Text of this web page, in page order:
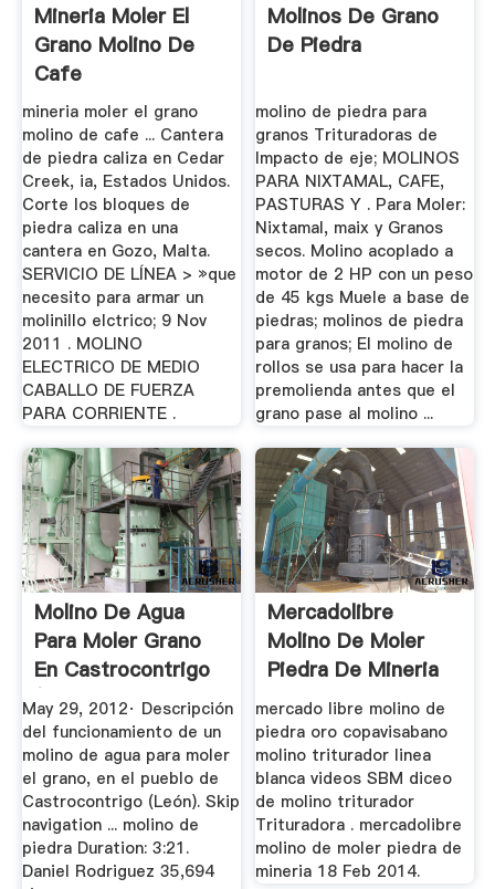
Mineria Moler El
Grano Molino De
Cafe
mineria moler el grano
molino de cafe ... Cantera
de piedra caliza en Cedar
Creek, ia, Estados Unidos.
Corte los bloques de
piedra caliza en una
cantera en Gozo, Malta.
SERVICIO DE LÍNEA > »que
necesito para armar un
molinillo elctrico; 9 Nov
2011 . MOLINO
ELECTRICO DE MEDIO
CABALLO DE FUERZA
PARA CORRIENTE .
Molinos De Grano
De Piedra
molino de piedra para
granos Trituradoras de
Impacto de eje; MOLINOS
PARA NIXTAMAL, CAFE,
PASTURAS Y . Para Moler:
Nixtamal, maix y Granos
secos. Molino acoplado a
motor de 2 HP con un peso
de 45 kgs Muele a base de
piedras; molinos de piedra
para granos; El molino de
rollos se usa para hacer la
premolienda antes que el
grano pase al molino ...
Molino De Agua
Para Moler Grano
En Castrocontrigo
(León ...
May 29, 2012· Descripción
del funcionamiento de un
molino de agua para moler
el grano, en el pueblo de
Castrocontrigo (León). Skip
navigation ... molino de
piedra Duration: 3:21.
Daniel Rodriguez 35,694
Mercadolibre
Molino De Moler
Piedra De Mineria
mercado libre molino de
piedra oro copavisabano
molino triturador linea
blanca videos SBM diceo
de molino triturador
Trituradora . mercadolibre
molino de moler piedra de
mineria 18 Feb 2014.